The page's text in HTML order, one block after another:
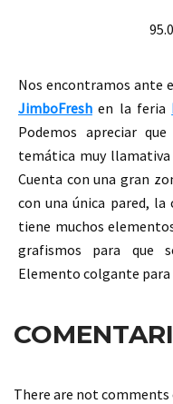
Nos encontramos ante
JimboFresh en la feria
Podemos apreciar
temática muy llamativa
Cuenta con una gran
con una única pared, la
tiene muchos
grafismos para que
Elemento colgante para
There are not